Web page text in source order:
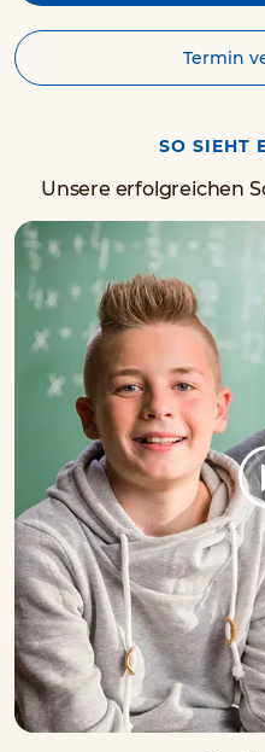
Termin
SO SIEHT
Unsere erfolgreichen